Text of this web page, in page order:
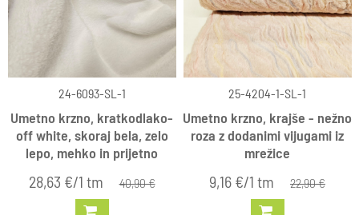
24-6093-SL-1
Umetno krzno, kratkodlako-
off white, skoraj bela, zelo
lepo, mehko in prijetno
28,63 €/1 tm 40,90 €
25-4204-1-SL-1
Umetno krzno, krajše - nežno
roza z dodanimi vijugami iz
mrežice
9,16 €/1 tm 22,90 €